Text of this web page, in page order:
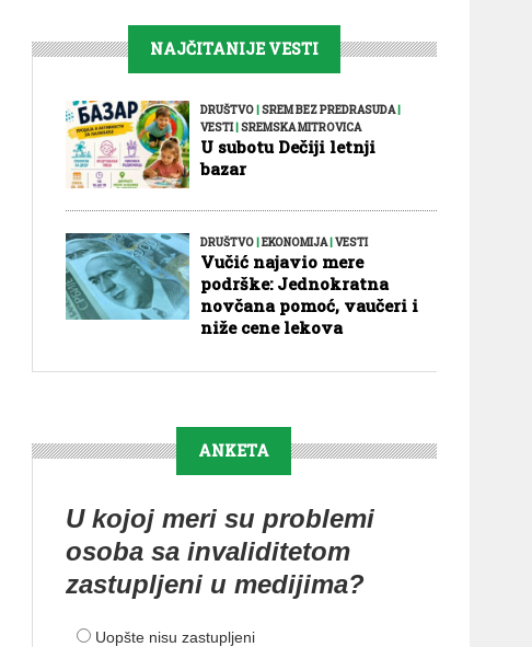
NAJČITANIJE VESTI
DRUŠTVO|SREM BEZ PREDRASUDA|
VESTI|SREMSKA MITROVICA
U subotu Dečiji letnji
bazar
DRUŠTVO|EKONOMIJA|VESTI
Vučić najavio mere
podrške: Jednokratna
novčana pomoć, vaučeri i
niže cene lekova
ANKETA
U kojoj meri su problemi
osoba sa invaliditetom
zastupljeni u medijima?
Uopšte nisu zastupljeni